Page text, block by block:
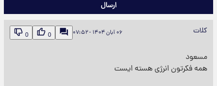
ارسال
کلات
مسعود
همه فکرتون انرژی هسته ایست